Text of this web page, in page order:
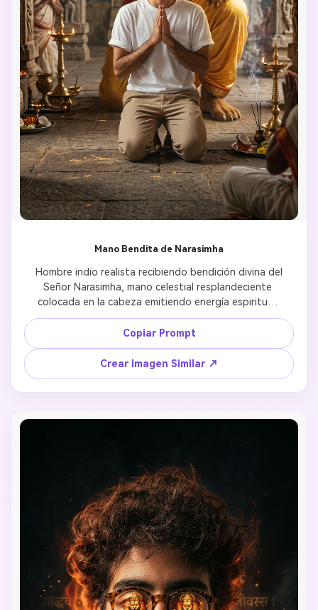
Mano Bendita de Narasimha
Hombre indio realista recibiendo bendición divina del
Señor Narasimha, mano celestial resplandeciente
colocada en la cabeza emitiendo energía espiritual,
luz dorada cálida creando aura protectora, energía
espiritual visible a través de efectos de partículas,
realismo cinemático capturando momento sagrado
de bendición, textura de piel ultra detallada
mostrando devoción auténtica, expresión emocional
transmitiendo gratitud y protección, calidad
de templo, paleta de luz cálida sanadora
Copiar Prompt
Crear Imagen Similar ↗